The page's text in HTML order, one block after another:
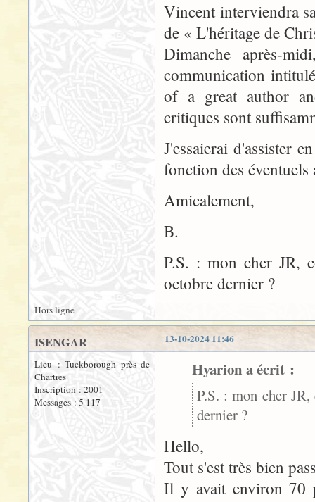
Vincent interviendra
de « L'héritage de
Dimanche après-
communication
of a great author
critiques sont
J'essaierai d'assister
fonction des
Amicalement,
B.
P.S. : mon cher JR,
octobre dernier ?
Hors ligne
13-10-2024 11:46
ISENGAR
Lieu : Tuckborough près de
Chartres
Inscription : 2001
Messages : 5 117
Hyarion a écrit :
P.S. : mon cher
dernier ?
Hello,
Tout s'est très bien
Il y avait environ 70